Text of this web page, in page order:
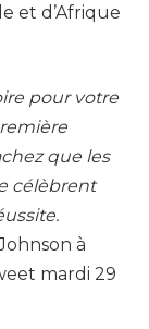
et d’Afrique
pour votre
que les
célèbrent
à
mardi 29